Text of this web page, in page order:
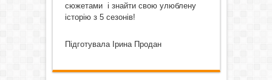
сюжетами і знайти свою улюблену
історію з 5 сезонів!
Підготувала Ірина Продан